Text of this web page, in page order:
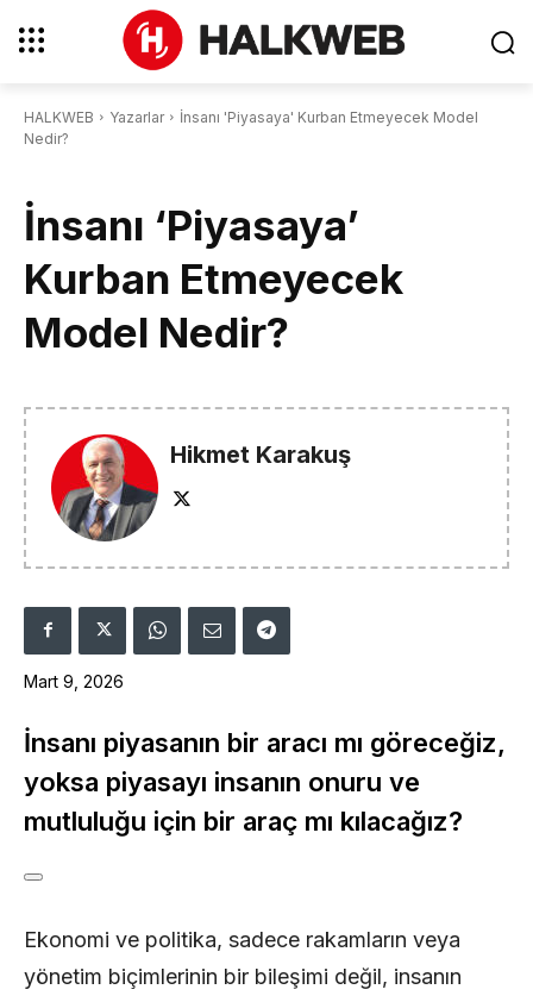
HALKWEB Yazarlar
İnsanı 'Piyasaya' Kurban Etmeyecek Model
Nedir?
İnsanı ‘Piyasaya’
Kurban Etmeyecek
Model Nedir?
Hikmet Karakuş
Mart 9, 2026
İnsanı piyasanın bir aracı mı göreceğiz,
yoksa piyasayı insanın onuru ve
mutluluğu için bir araç mı kılacağız?
Ekonomi ve politika, sadece rakamların veya
yönetim biçimlerinin bir bileşimi değil, insanın